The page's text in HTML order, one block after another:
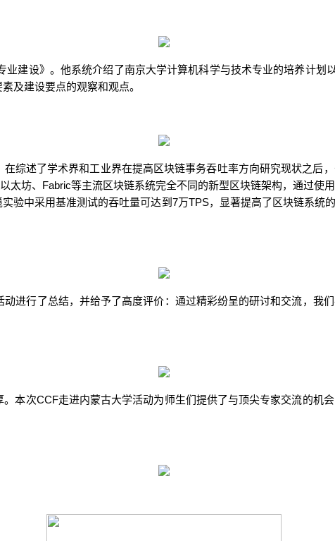
业建设》。他系统介绍了南京大学计算机科学与技术专业的培养计划
及建设要点的观察和观点。
在综述了学术界和工业界在提高区块链事务吞吐率方向研究现状之后
太坊、 Fabric等主流区块链系统完全不同的新型区块链架构，通过使
验中采用基准测试的吞吐量可达到 7万TPS，显著提高了区块链系统
进行了总结，并给予了高度评价： 通过精彩纷呈的研讨和交流，我
。本次CCF走进内蒙古大学活动为师生们提供了与顶尖专家交流的机会